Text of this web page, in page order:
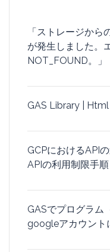
「ストレージか
が発生しました。
NOT_FOUND。」
GAS Library |
GCPにおけるAPI
APIの利用制限手順
GASでプログラム
googleアカウント